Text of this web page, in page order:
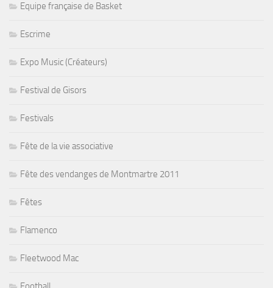
Equipe française de Basket
Escrime
Expo Music (Créateurs)
Festival de Gisors
Festivals
Fête de la vie associative
Fête des vendanges de Montmartre 2011
Fêtes
Flamenco
Fleetwood Mac